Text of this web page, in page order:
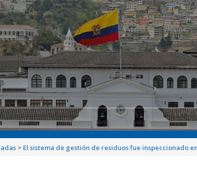
> El sistema de gestión de residuos fue inspeccionado